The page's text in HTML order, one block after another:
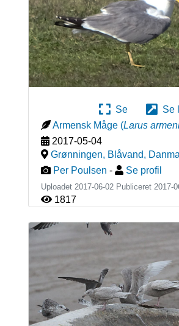
Se
Se
Armensk Måge (Larus
2017-05-04
Grønningen, Blåvand,
Per Poulsen - Se profil
Uploadet 2017-06-02 Publiceret 2017-
1817